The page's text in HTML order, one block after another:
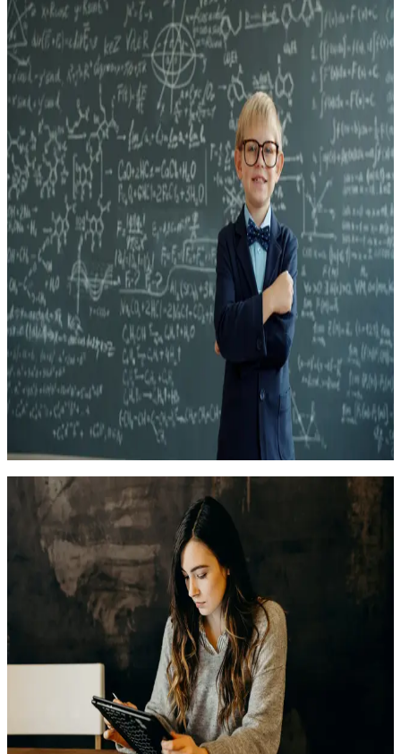
Психолого-педагогическая деятельность
Количественный анализ данных в
статистическом пакете SPSS для психологов и
педагогов
Программа «Математические методы в психологии и
педагогике» носит практический характер и строится на
материале исследований из этих областей. Она не
предполагает заучивания наизусть математических формул, но
нацеливает слушателей на решение конкретных типовых
задач и овладение прикладным статистическим пакетом SPSS.
Обучение в цифровой образовательной среде позволит не
только быстро и эффективно овладеть современными
методами количественного анализа эмпирических данных, но
и развить цифровые компетенции участников. В электронном
курсе на платформе MOODLE предоставлен доступ к
видеолекциям, видеокейсам решения задач в SPSS,
электронным учебникам, тестам и другим материалам. Мы
ждем вас, будет интересно!
144 часа
18.01.2027
Онлайн
10 500
Психолого-педагогическая деятельность
Медиация в системе образования
В курсе освещаются правовые аспекты развития медиации
как метода урегулирования споров в образовательных
организациях, принципы и технологии медиации.
Раскрываются и отрабатываются на практике особенности
применения медиативных технологий при работе с
конфликтами и спорами между участниками образовательных
Онлайн